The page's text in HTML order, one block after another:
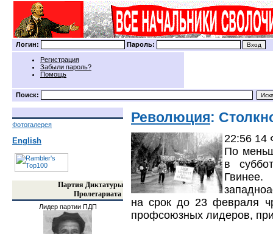
Логин: Пароль:
Регистрация
Забыли пароль?
Помощь
Поиск:
Фотогалерея
English
Партия Диктатуры
Пролетариата
Лидер партии ПДП
Революция:
22:56 14
По
в
на срок до 23 февраля
профсоюзных лидеров,